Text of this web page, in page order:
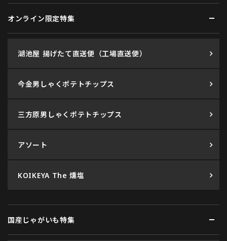
オンライン限定特集
湖池屋 揚げたて直送便（工場直送便）
今金男しゃくポテトチップス
三方原男しゃくポテトチップス
アソート
KOIKEYA The 燻塩
国産じゃがいも特集